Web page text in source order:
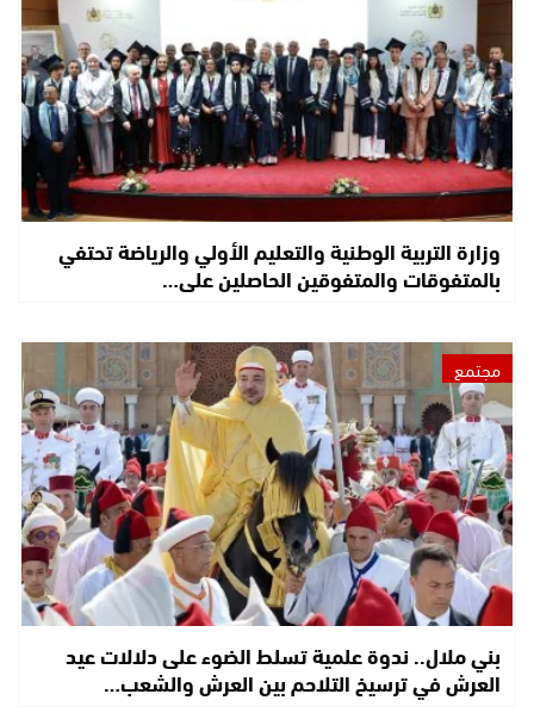
وزارة التربية الوطنية والتعليم الأولي والرياضة تحتفي
بالمتفوقات والمتفوقين الحاصلين على…
مجتمع
بني ملال.. ندوة علمية تسلط الضوء على دلالات عيد
العرش في ترسيخ التلاحم بين العرش والشعب…